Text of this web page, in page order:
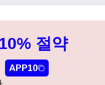
절약
APP10